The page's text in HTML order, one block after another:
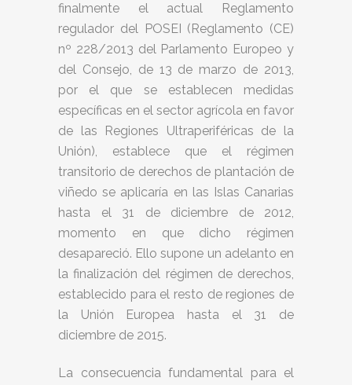
finalmente el actual Reglamento
regulador del POSEI (Reglamento (CE)
nº 228/2013 del Parlamento Europeo y
del Consejo, de 13 de marzo de 2013,
por el que se establecen medidas
específicas en el sector agrícola en favor
de las Regiones Ultraperiféricas de la
Unión), establece que el régimen
transitorio de derechos de plantación de
viñedo se aplicaría en las Islas Canarias
hasta el 31 de diciembre de 2012,
momento en que dicho régimen
desapareció. Ello supone un adelanto en
la finalización del régimen de derechos,
establecido para el resto de regiones de
la Unión Europea hasta el 31 de
diciembre de 2015.
La consecuencia fundamental para el